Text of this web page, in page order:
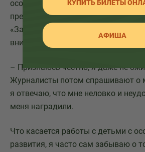
особенностями развития. Вы же 1
премию ВОРДИ «Родительское
«За формирование толерантности
внимание к жизни людей с
– Признаюсь честно, я даже не
Журналисты потом спрашивают о
я отвечаю, что мне неловко и
меня наградили.
Что касается работы с детьми с
развития, я часто сам забываю о
КУПИТЬ БИЛЕТЫ
АФИША